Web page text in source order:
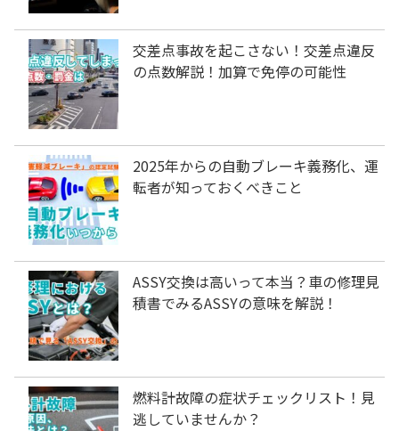
交差点事故を起こさない！交差点違反
の点数解説！加算で免停の可能性
2025年からの自動ブレーキ義務化、運
転者が知っておくべきこと
ASSY交換は高いって本当？車の修理見
積書でみるASSYの意味を解説！
燃料計故障の症状チェックリスト！見
逃していませんか？